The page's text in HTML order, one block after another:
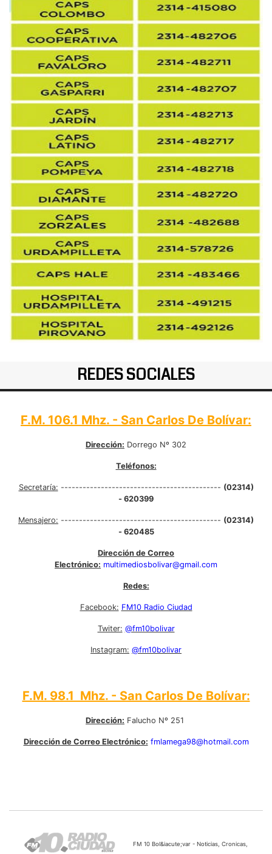
REDES SOCIALES
F.M. 106.1 Mhz. - San Carlos De Bolívar:
Dirección: Dorrego Nº 302
Teléfonos:
Secretaría: -------------------------------------------- (02314)
- 620399
Mensajero: -------------------------------------------- (02314)
- 620485
Dirección de Correo
Electrónico: multimediosbolivar@gmail.com
Redes:
Facebook: FM10 Radio Ciudad
Twiter: @fm10bolivar
Instagram: @fm10bolivar
F.M. 98.1 Mhz. - San Carlos De Bolívar:
Dirección: Falucho Nº 251
Dirección de Correo Electrónico: fmlamega98@hotmail.com
FM 10 Bol&iacute;var - Noticias, Cronicas,